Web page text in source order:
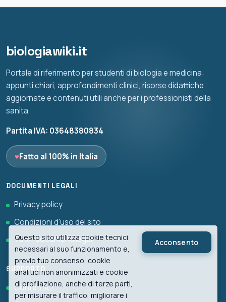
biologiawiki.it
Portale di riferimento per studenti di biologia e medicina:
appunti chiari, approfondimenti clinici, risorse didattiche
aggiornate e contenuti utili anche per i professionisti della
sanita.
Partita IVA: 03648380834
♥Fatto al 100% in Italia
DOCUMENTI LEGALI
Privacy policy
Condizioni d'uso del sito
Tutti i documenti legali
SUPPORTO
Contattaci
Questo sito utilizza cookie tecnici
necessari al suo funzionamento e,
previo tuo consenso, cookie
analitici non anonimizzati e cookie
di profilazione, anche di terze parti,
per misurare il traffico, migliorare i
Acconsento